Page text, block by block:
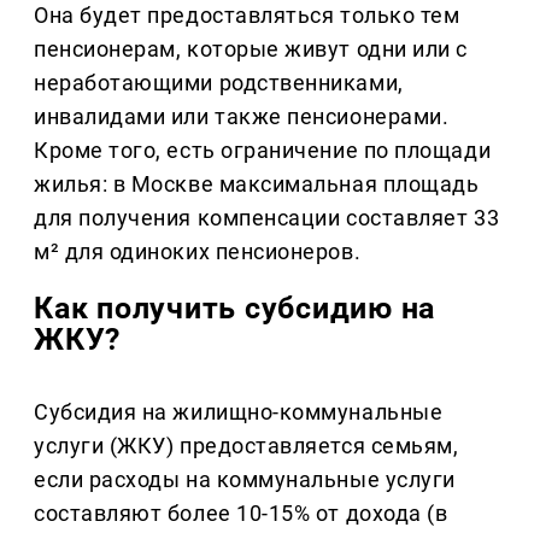
Она будет предоставляться только тем
пенсионерам, которые живут одни или с
неработающими родственниками,
инвалидами или также пенсионерами.
Кроме того, есть ограничение по площади
жилья: в Москве максимальная площадь
для получения компенсации составляет 33
м² для одиноких пенсионеров.
Как получить субсидию на
ЖКУ?
Субсидия на жилищно-коммунальные
услуги (ЖКУ) предоставляется семьям,
если расходы на коммунальные услуги
составляют более 10-15% от дохода (в